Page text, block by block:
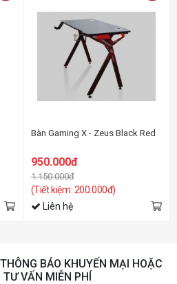
Bàn Gaming X - Zeus Black Red
950.000đ
1.150.000đ
(Tiết kiệm: 200.000đ)
Liên hệ
BÁO KHUYẾN MẠI HOẶC
VẤN MIỄN PHÍ